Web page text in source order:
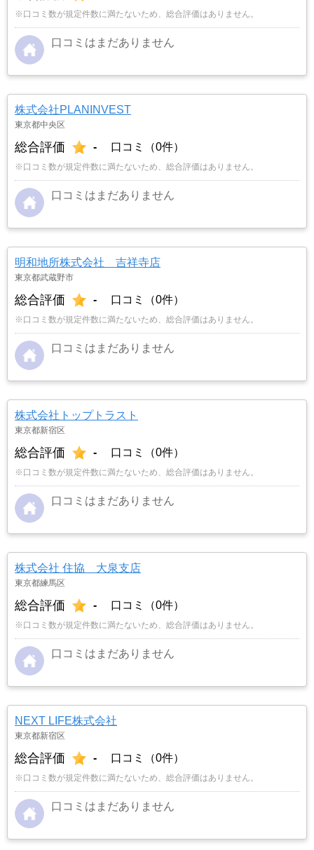
※口コミ数が規定件数に満たないため、総合評価はありません。
口コミはまだありません
株式会社PLANINVEST
東京都中央区
総合評価 - 口コミ（0件）
※口コミ数が規定件数に満たないため、総合評価はありません。
口コミはまだありません
明和地所株式会社 吉祥寺店
東京都武蔵野市
総合評価 - 口コミ（0件）
※口コミ数が規定件数に満たないため、総合評価はありません。
口コミはまだありません
株式会社トップトラスト
東京都新宿区
総合評価 - 口コミ（0件）
※口コミ数が規定件数に満たないため、総合評価はありません。
口コミはまだありません
株式会社 住協 大泉支店
東京都練馬区
総合評価 - 口コミ（0件）
※口コミ数が規定件数に満たないため、総合評価はありません。
口コミはまだありません
NEXT LIFE株式会社
東京都新宿区
総合評価 - 口コミ（0件）
※口コミ数が規定件数に満たないため、総合評価はありません。
口コミはまだありません